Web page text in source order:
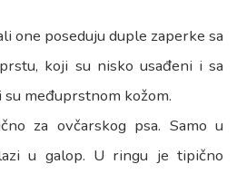
one poseduju duple zaperke sa
koji su nisko usađeni i sa
međuprstnom kožom.
za ovčarskog psa. Samo u
u galop. U ringu je tipično